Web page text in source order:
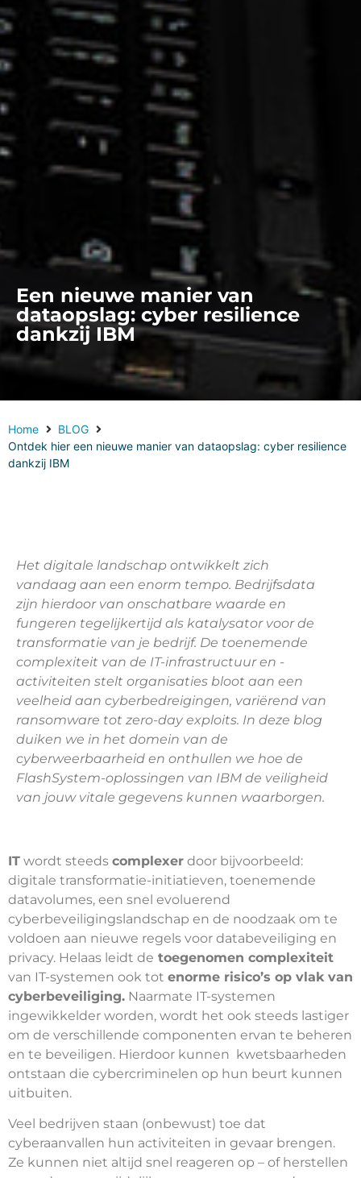
Een nieuwe manier van
dataopslag: cyber resilience
dankzij IBM
Home
BLOG
Ontdek hier een nieuwe manier van dataopslag: cyber resilience
dankzij IBM
Het digitale landschap ontwikkelt zich
vandaag aan een enorm tempo. Bedrijfsdata
zijn hierdoor van onschatbare waarde en
fungeren tegelijkertijd als katalysator voor de
transformatie van je bedrijf. De toenemende
complexiteit van de IT-infrastructuur en -
activiteiten stelt organisaties bloot aan een
veelheid aan cyberbedreigingen, variërend van
ransomware tot zero-day exploits. In deze blog
duiken we in het domein van de
cyberweerbaarheid en onthullen we hoe de
FlashSystem-oplossingen van IBM de veiligheid
van jouw vitale gegevens kunnen waarborgen.
IT wordt steeds complexer door bijvoorbeeld:
digitale transformatie-initiatieven, toenemende
datavolumes, een snel evoluerend
cyberbeveiligingslandschap en de noodzaak om te
voldoen aan nieuwe regels voor databeveiliging en
privacy. Helaas leidt de toegenomen complexiteit
van IT-systemen ook tot enorme risico’s op vlak van
cyberbeveiliging. Naarmate IT-systemen
ingewikkelder worden, wordt het ook steeds lastiger
om de verschillende componenten ervan te beheren
en te beveiligen. Hierdoor kunnen kwetsbaarheden
ontstaan die cybercriminelen op hun beurt kunnen
uitbuiten.
Veel bedrijven staan (onbewust) toe dat
cyberaanvallen hun activiteiten in gevaar brengen.
Ze kunnen niet altijd snel reageren op – of herstellen